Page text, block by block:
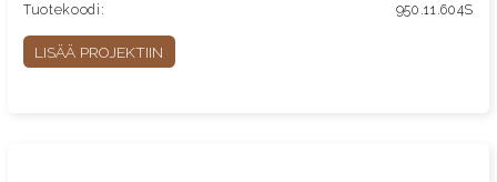
Tuotekoodi:
950.11.604S
LISÄÄ PROJEKTIIN